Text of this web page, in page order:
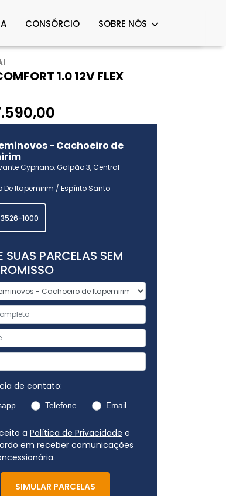
CONSÓRCIO SOBRE NÓS
1.0 12V FLEX
- Cachoeiro de
Cypriano, Galpão 3, Central
De Itapemirim / Espírito Santo
1000
SUAS PARCELAS SEM
de contato:
Telefone Email
a Política de Privacidade e
em receber comunicações
SIMULAR PARCELAS